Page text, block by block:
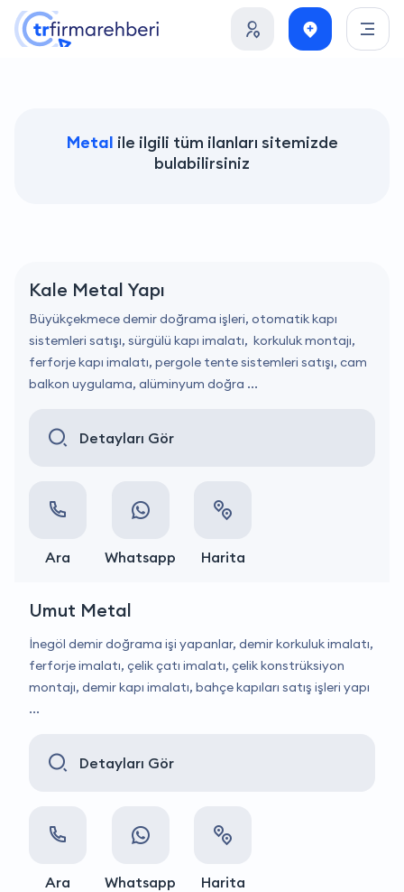
Metal ile ilgili tüm ilanları sitemizde
bulabilirsiniz
Kale Metal Yapı
Büyükçekmece demir doğrama işleri, otomatik kapı
sistemleri satışı, sürgülü kapı imalatı, korkuluk montajı,
ferforje kapı imalatı, pergole tente sistemleri satışı, cam
balkon uygulama, alüminyum doğra ...
Detayları Gör
Ara Whatsapp Harita
Umut Metal
İnegöl demir doğrama işi yapanlar, demir korkuluk imalatı,
ferforje imalatı, çelik çatı imalatı, çelik konstrüksiyon
montajı, demir kapı imalatı, bahçe kapıları satış işleri yapı
...
Detayları Gör
Ara Whatsapp Harita